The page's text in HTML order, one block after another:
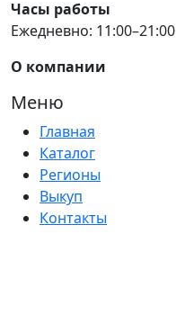
Часы работы
Ежедневно: 11:00–21:00
О компании
Меню
Главная
Каталог
Регионы
Выкуп
Контакты